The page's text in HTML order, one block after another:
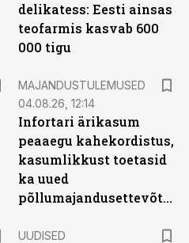
delikatess: Eesti ainsas
teofarmis kasvab 600
000 tigu
MAJANDUSTULEMUSED
04.08.26, 12:14
Infortari ärikasum
peaaegu kahekordistus,
kasumlikkust toetasid
ka uued
põllumajandusettevõtted
UUDISED